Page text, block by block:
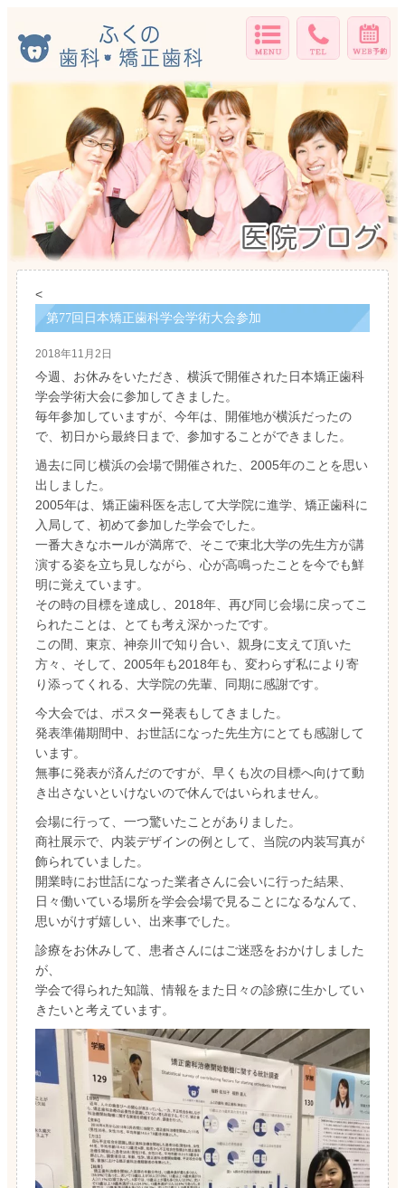
<
第77回日本矯正歯科学会学術大会参加
2018年11月2日
今週、お休みをいただき、横浜で開催された日本矯正歯科
学会学術大会に参加してきました。
毎年参加していますが、今年は、開催地が横浜だったの
で、初日から最終日まで、参加することができました。
過去に同じ横浜の会場で開催された、2005年のことを思い
出しました。
2005年は、矯正歯科医を志して大学院に進学、矯正歯科に
入局して、初めて参加した学会でした。
一番大きなホールが満席で、そこで東北大学の先生方が講
演する姿を立ち見しながら、心が高鳴ったことを今でも鮮
明に覚えています。
その時の目標を達成し、2018年、再び同じ会場に戻ってこ
られたことは、とても考え深かったです。
この間、東京、神奈川で知り合い、親身に支えて頂いた
方々、そして、2005年も2018年も、変わらず私により寄
り添ってくれる、大学院の先輩、同期に感謝です。
今大会では、ポスター発表もしてきました。
発表準備期間中、お世話になった先生方にとても感謝して
います。
無事に発表が済んだのですが、早くも次の目標へ向けて動
き出さないといけないので休んではいられません。
会場に行って、一つ驚いたことがありました。
商社展示で、内装デザインの例として、当院の内装写真が
飾られていました。
開業時にお世話になった業者さんに会いに行った結果、
日々働いている場所を学会会場で見ることになるなんて、
思いがけず嬉しい、出来事でした。
診療をお休みして、患者さんにはご迷惑をおかけしました
が、
学会で得られた知識、情報をまた日々の診療に生かしてい
きたいと考えています。